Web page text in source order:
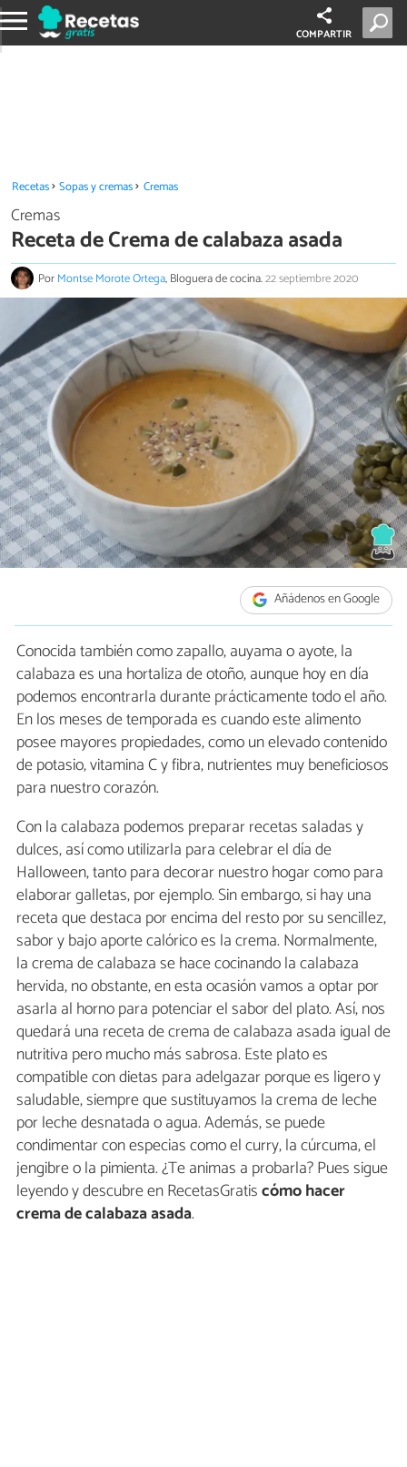
COMPARTIR
Recetas Sopas y cremas Cremas
Cremas
Receta de Crema de calabaza asada
PorMontse Morote Ortega, Bloguera de cocina.22 septiembre 2020
Añádenos en Google
Conocida también como zapallo, auyama o ayote, la
calabaza es una hortaliza de otoño, aunque hoy en día
podemos encontrarla durante prácticamente todo el año.
En los meses de temporada es cuando este alimento
posee mayores propiedades, como un elevado contenido
de potasio, vitamina C y fibra, nutrientes muy beneficiosos
para nuestro corazón.
Con la calabaza podemos preparar recetas saladas y
dulces, así como utilizarla para celebrar el día de
Halloween, tanto para decorar nuestro hogar como para
elaborar galletas, por ejemplo. Sin embargo, si hay una
receta que destaca por encima del resto por su sencillez,
sabor y bajo aporte calórico es la crema. Normalmente,
la crema de calabaza se hace cocinando la calabaza
hervida, no obstante, en esta ocasión vamos a optar por
asarla al horno para potenciar el sabor del plato. Así, nos
quedará una receta de crema de calabaza asada igual de
nutritiva pero mucho más sabrosa. Este plato es
compatible con dietas para adelgazar porque es ligero y
saludable, siempre que sustituyamos la crema de leche
por leche desnatada o agua. Además, se puede
condimentar con especias como el curry, la cúrcuma, el
jengibre o la pimienta. ¿Te animas a probarla? Pues sigue
leyendo y descubre en RecetasGratiscómo hacer
crema de calabaza asada.